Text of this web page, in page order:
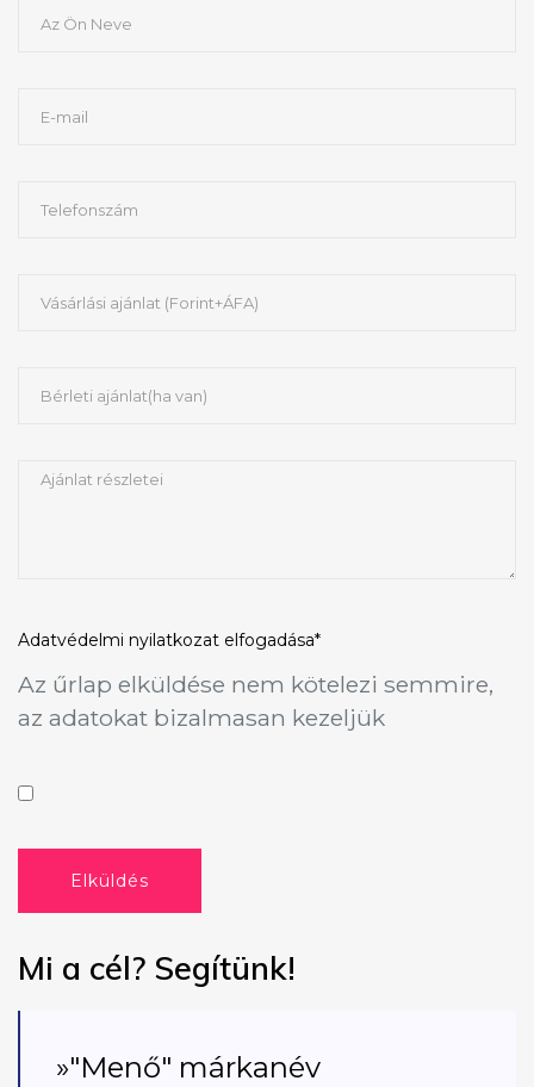
Adatvédelmi nyilatkozat elfogadása*
Az űrlap elküldése nem kötelezi semmire,
az adatokat bizalmasan kezeljük
Elküldés
Mi a cél? Segítünk!
»"Menő" márkanév